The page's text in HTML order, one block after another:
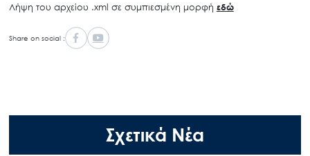
Λήψη του αρχείου .xml σε συμπιεσμένη μορφή εδώ
Share on social :
Σχετικά Νέα